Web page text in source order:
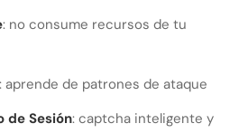
: no consume recursos de tu
: aprende de patrones de ataque
de Sesión: captcha inteligente y